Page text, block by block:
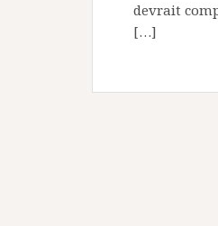
devrait
[…]